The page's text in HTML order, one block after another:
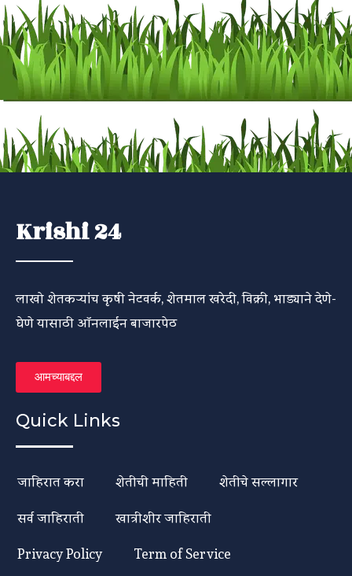
Krishi 24
लाखो शेतकऱ्यांच कृषी नेटवर्क, शेतमाल खरेदी, विक्री, भाड्याने देणे-
घेणे यासाठी ऑनलाईन बाजारपेठ
आमच्याबद्दल
Quick Links
जाहिरात करा शेतीची माहिती
शेतीचे सल्लागार
सर्व जाहिराती
खात्रीशीर जाहिराती
Privacy Policy
Term of Service